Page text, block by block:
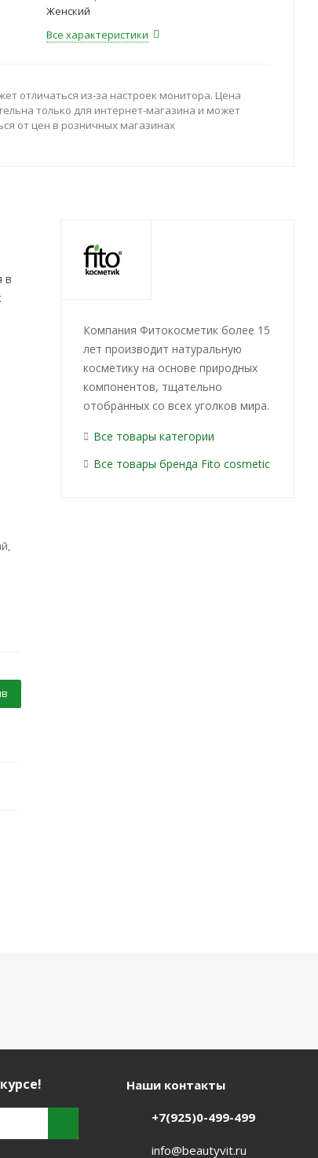
Женский
Все характеристики
отличаться из-за настроек монитора. Цена
только для интернет-магазина и может
от цен в розничных магазинах
в
Компания Фитокосметик более 15
лет производит натуральную
косметику на основе природных
компонентов, тщательно
отобранных со всех уголков мира.
Все товары категории
Все товары бренда Fito сosmetic
Наши контакты
+7(925)0-499-499
info@beautyvit.ru